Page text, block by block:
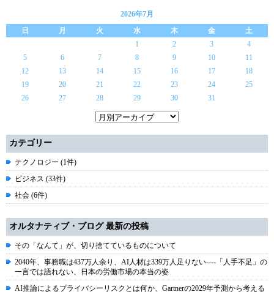
2026年7月
日
月 火 水 木 金
土
1
2 3
4
5
6 7 8 9 10
11
12
13 14 15 16 17
18
19
20 21 22 23 24
25
26
27 28 29 30 31
カテゴリー
テクノロジー (1件)
ビジネス (33件)
社会 (6件)
オルタナティブ・ブログ 最新の投稿
その「なんて」が、切り捨てているものについて
2040年、事務職は437万人余り、AI人材は339万人足りない----「人手不足」の
一言では語れない、日本の労働市場の本当の姿
AI推論によるプライバシーリスクとは何か、Gartnerの2029年予測から考える